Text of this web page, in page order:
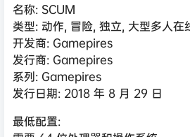
名称: SCUM
类型: 动作, 冒险, 独立, 大型多人在
开发商: Gamepires
发行商: Gamepires
系列: Gamepires
发行日期: 2018 年 8 月 29 日
最低配置: